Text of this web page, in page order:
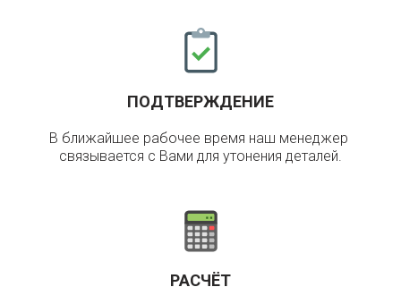
ПОДТВЕРЖДЕНИЕ
В ближайшее рабочее время наш менеджер
связывается с Вами для утонения деталей.
РАСЧЁТ